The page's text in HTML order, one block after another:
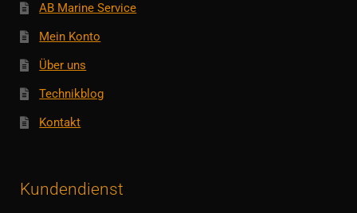
AB Marine Service
Mein Konto
Über uns
Technikblog
Kontakt
Kundendienst